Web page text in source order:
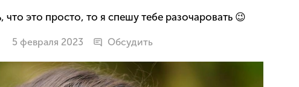
что это просто, то я спешу тебе разочаровать 😉
5 февраля 2023 Обсудить